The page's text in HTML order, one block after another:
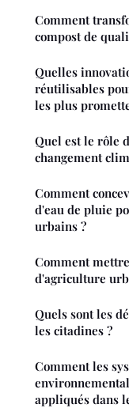
Comment
compost de
Quelles
réutilisables
les plus
Quel est le rôle
changement
Comment
d'eau de pluie
urbains ?
Comment
d'agriculture
Quels sont les
les citadines ?
Comment les
appliqués dans